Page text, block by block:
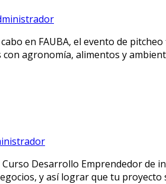
en FAUBA, el evento de
agronomía, alimentos y
Curso Desarrollo Emprendedor
y así lograr que tu proyecto